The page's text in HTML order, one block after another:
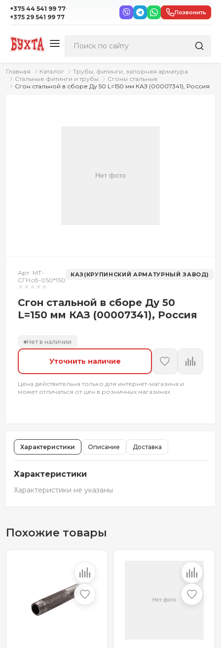
+375 44 541 99 77·
+375 29 541 99 77
Позвонить
Главная Каталог
Трубы, фитинги, запорная арматура
Стальные фитинги и трубы
Сгоны стальные
Сгон стальной в сборе Ду 50 L=150 мм КАЗ (00007341), Россия
Арт. МТ-
СГНсб-050*150
КАЗ(КРУПИНСКИЙ АРМАТУРНЫЙ ЗАВОД)
Сгон стальной в сборе Ду 50
L=150 мм КАЗ (00007341), Россия
Нет в наличии
Уточнить наличие
Цена действительна только для интернет-магазина и
может отличаться от цен в розничных магазинах
Характеристики Описание Доставка
Характеристики
Характеристики не указаны
Похожие товары